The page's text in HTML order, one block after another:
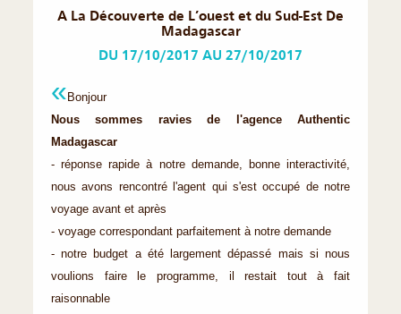
A La Découverte de L’ouest et du Sud-Est De
Madagascar
DU 17/10/2017 AU 27/10/2017
Bonjour
Nous sommes ravies de l'agence Authentic
Madagascar
- réponse rapide à notre demande, bonne interactivité,
nous avons rencontré l'agent qui s'est occupé de notre
voyage avant et après
- voyage correspondant parfaitement à notre demande
- notre budget a été largement dépassé mais si nous
voulions faire le programme, il restait tout à fait
raisonnable